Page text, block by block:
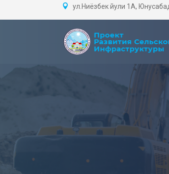
ул.Ниёзбек йули 1А,